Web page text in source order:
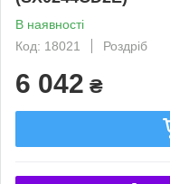
В наявності
Код: 18021
Роздріб
6 042 ₴